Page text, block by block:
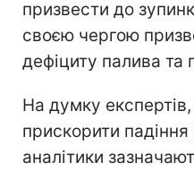
призвести до
своєю чергою
дефіциту палива та
На думку
прискорити
аналітики